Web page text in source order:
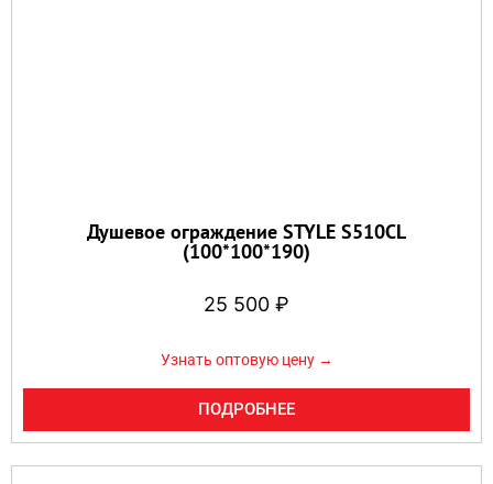
Душевое ограждение STYLE S510CL
(100*100*190)
25 500 ₽
Узнать оптовую цену →
ПОДРОБНЕЕ